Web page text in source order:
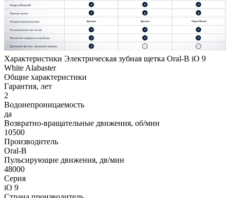
Характеристики Электрическая зубная щетка Oral-B iO 9
White Alabaster
Общие характеристики
Гарантия, лет
2
Водонепроницаемость
да
Возвратно-вращательные движения, об/мин
10500
Производитель
Oral-B
Пульсирующие движения, дв/мин
48000
Серия
iO 9